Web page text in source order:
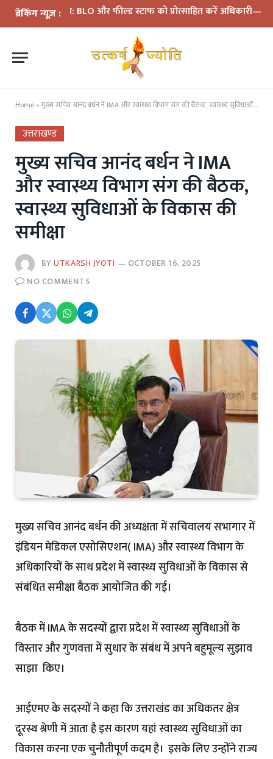
ब्रेकिंग न्यूज़ :
समीक्षा: BLO और फील्ड स्टाफ को प्रोत्साहित करें अधिकारी—मुख्य
Home »मुख्य सचिव आनंद बर्धन ने IMA और स्वास्थ्य विभाग संग की बैठक, स्वास्थ्य सुविधाओं के विकास की समीक्षा
उत्तराखण्ड
मुख्य सचिव आनंद बर्धन ने IMA
और स्वास्थ्य विभाग संग की बैठक,
स्वास्थ्य सुविधाओं के विकास की
समीक्षा
BYUTKARSH JYOTI
OCTOBER 16, 2025
NO COMMENTS
मुख्य सचिव आनंद बर्धन की अध्यक्षता में सचिवालय सभागार में
इंडियन मेडिकल एसोसिएशन( IMA) और स्वास्थ्य विभाग के
अधिकारियों के साथ प्रदेश में स्वास्थ्य सुविधाओं के विकास से
संबंधित समीक्षा बैठक आयोजित की गई।
बैठक में IMA के सदस्यों द्वारा प्रदेश में स्वास्थ्य सुविधाओं के
विस्तार और गुणवत्ता में सुधार के संबंध में अपने बहुमूल्य सुझाव
साझा किए।
आईएमए के सदस्यों ने कहा कि उत्तराखंड का अधिकतर क्षेत्र
दूरस्थ श्रेणी में आता है इस कारण यहां स्वास्थ्य सुविधाओं का
विकास करना एक चुनौतीपूर्ण कदम है। इसके लिए उन्होंने राज्य